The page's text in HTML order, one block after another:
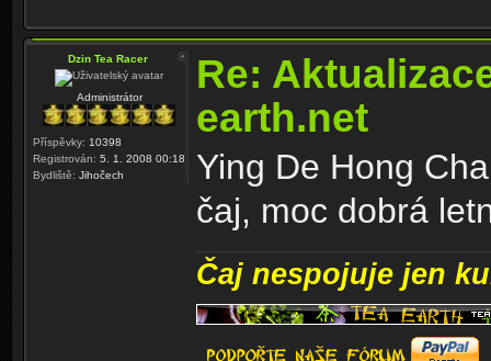
Dzin Tea Racer
Administrátor
Příspěvky: 10398
Registrován: 5. 1. 2008 00:18
Bydliště: Jihočech
Re:
earth.net
Ying De Hong
čaj, moc dobrá
Čaj nespojuje jen